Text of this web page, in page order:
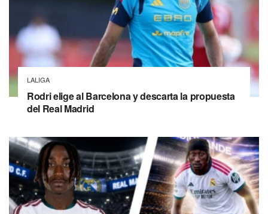
LALIGA
Rodri elige al Barcelona y descarta la propuesta
del Real Madrid